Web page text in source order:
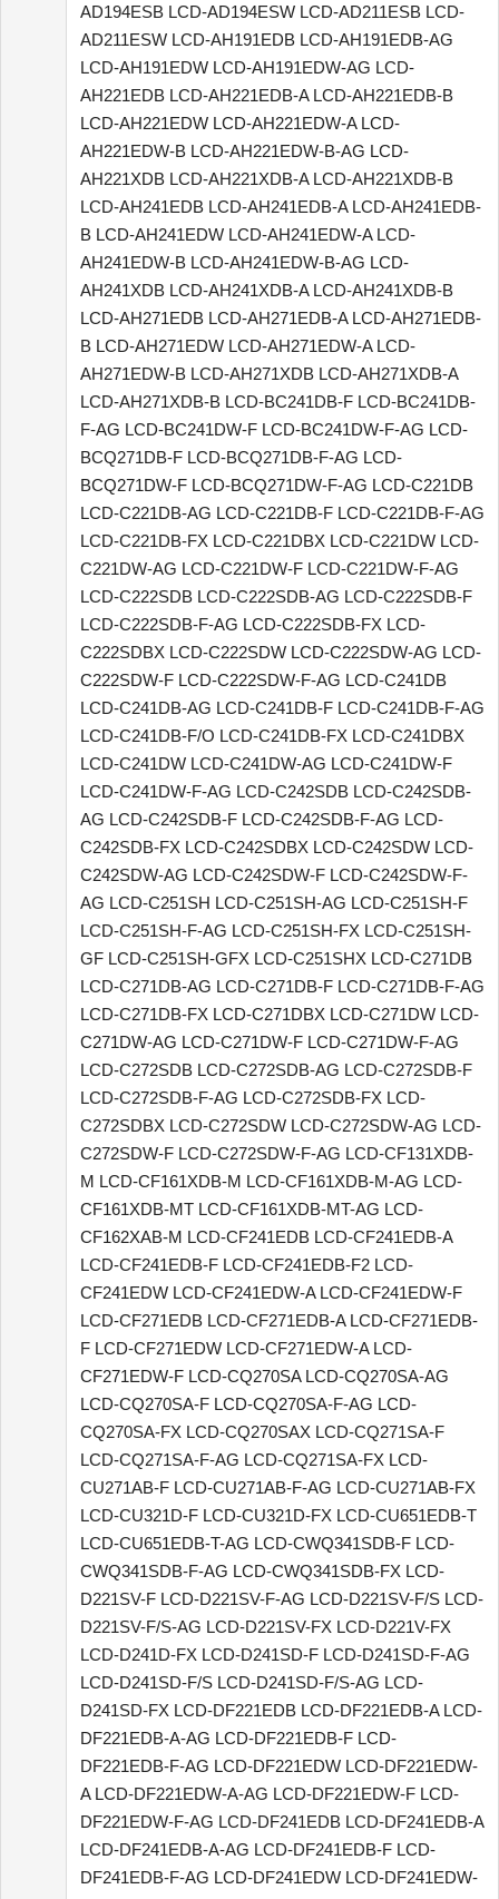
AD194ESB LCD-AD194ESW LCD-AD211ESB LCD-
AD211ESW LCD-AH191EDB LCD-AH191EDB-AG
LCD-AH191EDW LCD-AH191EDW-AG LCD-
AH221EDB LCD-AH221EDB-A LCD-AH221EDB-B
LCD-AH221EDW LCD-AH221EDW-A LCD-
AH221EDW-B LCD-AH221EDW-B-AG LCD-
AH221XDB LCD-AH221XDB-A LCD-AH221XDB-B
LCD-AH241EDB LCD-AH241EDB-A LCD-AH241EDB-
B LCD-AH241EDW LCD-AH241EDW-A LCD-
AH241EDW-B LCD-AH241EDW-B-AG LCD-
AH241XDB LCD-AH241XDB-A LCD-AH241XDB-B
LCD-AH271EDB LCD-AH271EDB-A LCD-AH271EDB-
B LCD-AH271EDW LCD-AH271EDW-A LCD-
AH271EDW-B LCD-AH271XDB LCD-AH271XDB-A
LCD-AH271XDB-B LCD-BC241DB-F LCD-BC241DB-
F-AG LCD-BC241DW-F LCD-BC241DW-F-AG LCD-
BCQ271DB-F LCD-BCQ271DB-F-AG LCD-
BCQ271DW-F LCD-BCQ271DW-F-AG LCD-C221DB
LCD-C221DB-AG LCD-C221DB-F LCD-C221DB-F-AG
LCD-C221DB-FX LCD-C221DBX LCD-C221DW LCD-
C221DW-AG LCD-C221DW-F LCD-C221DW-F-AG
LCD-C222SDB LCD-C222SDB-AG LCD-C222SDB-F
LCD-C222SDB-F-AG LCD-C222SDB-FX LCD-
C222SDBX LCD-C222SDW LCD-C222SDW-AG LCD-
C222SDW-F LCD-C222SDW-F-AG LCD-C241DB
LCD-C241DB-AG LCD-C241DB-F LCD-C241DB-F-AG
LCD-C241DB-F/O LCD-C241DB-FX LCD-C241DBX
LCD-C241DW LCD-C241DW-AG LCD-C241DW-F
LCD-C241DW-F-AG LCD-C242SDB LCD-C242SDB-
AG LCD-C242SDB-F LCD-C242SDB-F-AG LCD-
C242SDB-FX LCD-C242SDBX LCD-C242SDW LCD-
C242SDW-AG LCD-C242SDW-F LCD-C242SDW-F-
AG LCD-C251SH LCD-C251SH-AG LCD-C251SH-F
LCD-C251SH-F-AG LCD-C251SH-FX LCD-C251SH-
GF LCD-C251SH-GFX LCD-C251SHX LCD-C271DB
LCD-C271DB-AG LCD-C271DB-F LCD-C271DB-F-AG
LCD-C271DB-FX LCD-C271DBX LCD-C271DW LCD-
C271DW-AG LCD-C271DW-F LCD-C271DW-F-AG
LCD-C272SDB LCD-C272SDB-AG LCD-C272SDB-F
LCD-C272SDB-F-AG LCD-C272SDB-FX LCD-
C272SDBX LCD-C272SDW LCD-C272SDW-AG LCD-
C272SDW-F LCD-C272SDW-F-AG LCD-CF131XDB-
M LCD-CF161XDB-M LCD-CF161XDB-M-AG LCD-
CF161XDB-MT LCD-CF161XDB-MT-AG LCD-
CF162XAB-M LCD-CF241EDB LCD-CF241EDB-A
LCD-CF241EDB-F LCD-CF241EDB-F2 LCD-
CF241EDW LCD-CF241EDW-A LCD-CF241EDW-F
LCD-CF271EDB LCD-CF271EDB-A LCD-CF271EDB-
F LCD-CF271EDW LCD-CF271EDW-A LCD-
CF271EDW-F LCD-CQ270SA LCD-CQ270SA-AG
LCD-CQ270SA-F LCD-CQ270SA-F-AG LCD-
CQ270SA-FX LCD-CQ270SAX LCD-CQ271SA-F
LCD-CQ271SA-F-AG LCD-CQ271SA-FX LCD-
CU271AB-F LCD-CU271AB-F-AG LCD-CU271AB-FX
LCD-CU321D-F LCD-CU321D-FX LCD-CU651EDB-T
LCD-CU651EDB-T-AG LCD-CWQ341SDB-F LCD-
CWQ341SDB-F-AG LCD-CWQ341SDB-FX LCD-
D221SV-F LCD-D221SV-F-AG LCD-D221SV-F/S LCD-
D221SV-F/S-AG LCD-D221SV-FX LCD-D221V-FX
LCD-D241D-FX LCD-D241SD-F LCD-D241SD-F-AG
LCD-D241SD-F/S LCD-D241SD-F/S-AG LCD-
D241SD-FX LCD-DF221EDB LCD-DF221EDB-A LCD-
DF221EDB-A-AG LCD-DF221EDB-F LCD-
DF221EDB-F-AG LCD-DF221EDW LCD-DF221EDW-
A LCD-DF221EDW-A-AG LCD-DF221EDW-F LCD-
DF221EDW-F-AG LCD-DF241EDB LCD-DF241EDB-A
LCD-DF241EDB-A-AG LCD-DF241EDB-F LCD-
DF241EDB-F-AG LCD-DF241EDW LCD-DF241EDW-